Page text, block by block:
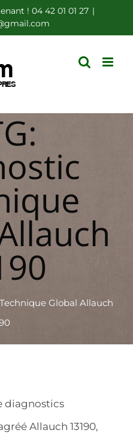
! 04 42 01 01 27 |
Global Allauch
diagnostics
Allauch 13190,